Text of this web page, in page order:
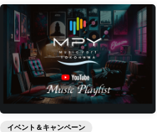
イベント＆キャンペーン